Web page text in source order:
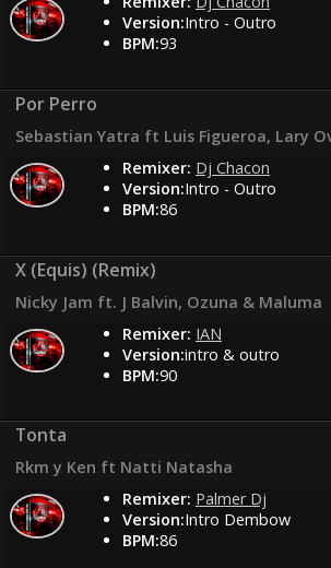
Version:Intro - Outro
BPM:93
Por Perro
Sebastian Yatra ft Luis Figueroa, Lary
Remixer: Dj Chacon
Version:Intro - Outro
BPM:86
X (Equis) (Remix)
Nicky Jam ft. J Balvin, Ozuna & Maluma
Remixer: IAN
Version:intro & outro
BPM:90
Tonta
Rkm y Ken ft Natti Natasha
Remixer: Palmer Dj
Version:Intro Dembow
BPM:86